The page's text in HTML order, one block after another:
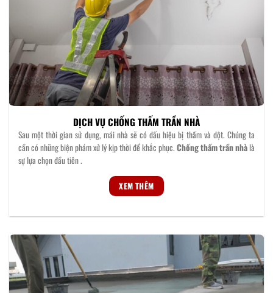
DỊCH VỤ CHỐNG THẤM TRẦN NHÀ
Sau một thời gian sử dụng, mái nhà sẽ có dấu hiệu bị thấm và dột. Chúng ta
cần có những biện phám xử lý kịp thời để khắc phục. Chống thấm trần nhà là
sự lựa chọn đầu tiên .
XEM THÊM